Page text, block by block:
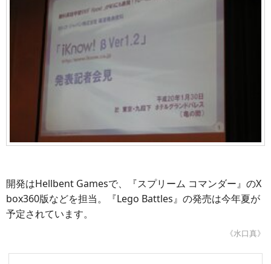
開発はHellbent Gamesで、『スプリーム コマンダー』のX
box360版などを担当。『Lego Battles』の発売は今年夏が
予定されています。
《水口真》